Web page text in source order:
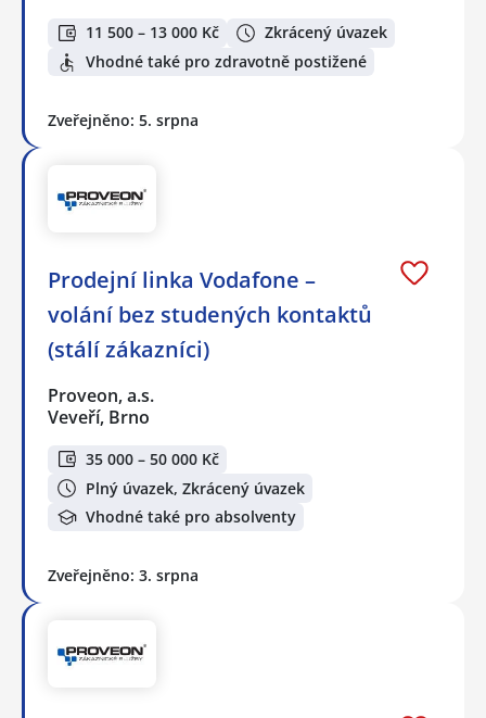
11 500 – 13 000 Kč
Zkrácený úvazek
Vhodné také pro zdravotně postižené
Zveřejněno: 5. srpna
Prodejní linka Vodafone –
volání bez studených kontaktů
(stálí zákazníci)
Proveon, a.s.
Veveří, Brno
35 000 – 50 000 Kč
Plný úvazek, Zkrácený úvazek
Vhodné také pro absolventy
Zveřejněno: 3. srpna